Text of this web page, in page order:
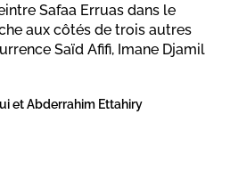
Safaa Erruas dans le
aux côtés de trois autres
Saïd Afifi, Imane Djamil
et Abderrahim Ettahiry